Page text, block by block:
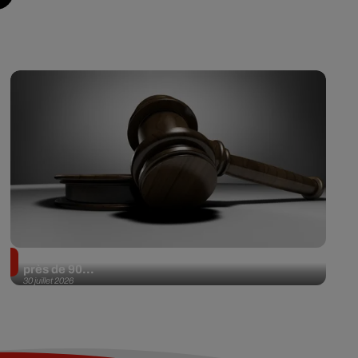
30 juillet 2026
près de 90...